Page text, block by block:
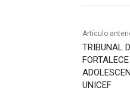
Artículo
TRIBUNAL
UNICEF